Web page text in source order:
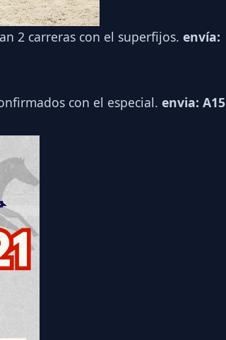
2 carreras con el superfijos. envía:
con el especial. envia: A15